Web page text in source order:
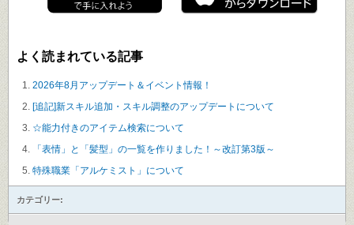
よく読まれている記事
2026年8月アップデート＆イベント情報！
[追記]新スキル追加・スキル調整のアップデートについて
☆能力付きのアイテム検索について
「表情」と「髪型」の一覧を作りました！～改訂第3版～
特殊職業「アルケミスト」について
カテゴリー: